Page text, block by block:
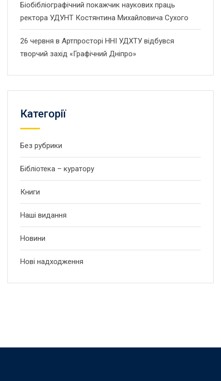
Біобібліографічний покажчик наукових праць
ректора УДУНТ Костянтина Михайловича Сухого
26 червня в Артпросторі ННІ УДХТУ відбувся
творчий захід «Графічний Дніпро»
Категорії
Без рубрики
Бібліотека – куратору
Книги
Наші видання
Новини
Нові надходження